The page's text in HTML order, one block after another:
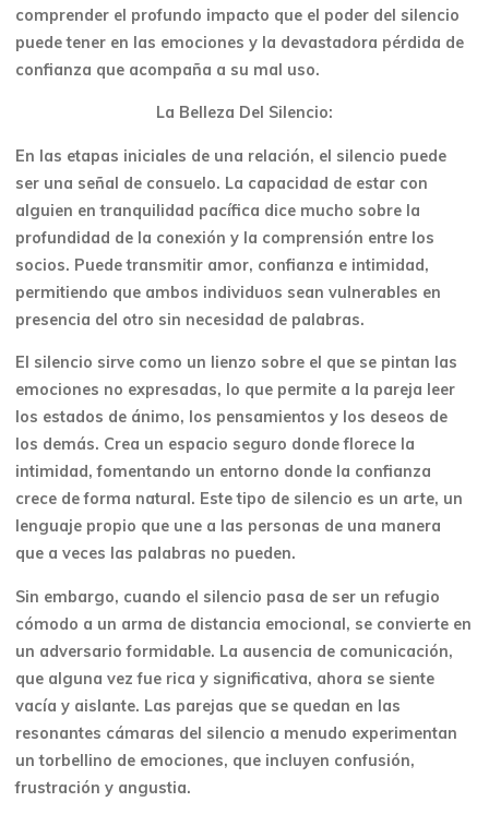
comprender el profundo impacto que el poder del silencio
puede tener en las emociones y la devastadora pérdida de
confianza que acompaña a su mal uso.
La Belleza Del Silencio:
En las etapas iniciales de una relación, el silencio puede
ser una señal de consuelo. La capacidad de estar con
alguien en tranquilidad pacífica dice mucho sobre la
profundidad de la conexión y la comprensión entre los
socios. Puede transmitir amor, confianza e intimidad,
permitiendo que ambos individuos sean vulnerables en
presencia del otro sin necesidad de palabras.
El silencio sirve como un lienzo sobre el que se pintan las
emociones no expresadas, lo que permite a la pareja leer
los estados de ánimo, los pensamientos y los deseos de
los demás. Crea un espacio seguro donde florece la
intimidad, fomentando un entorno donde la confianza
crece de forma natural. Este tipo de silencio es un arte, un
lenguaje propio que une a las personas de una manera
que a veces las palabras no pueden.
Sin embargo, cuando el silencio pasa de ser un refugio
cómodo a un arma de distancia emocional, se convierte en
un adversario formidable. La ausencia de comunicación,
que alguna vez fue rica y significativa, ahora se siente
vacía y aislante. Las parejas que se quedan en las
resonantes cámaras del silencio a menudo experimentan
un torbellino de emociones, que incluyen confusión,
frustración y angustia.